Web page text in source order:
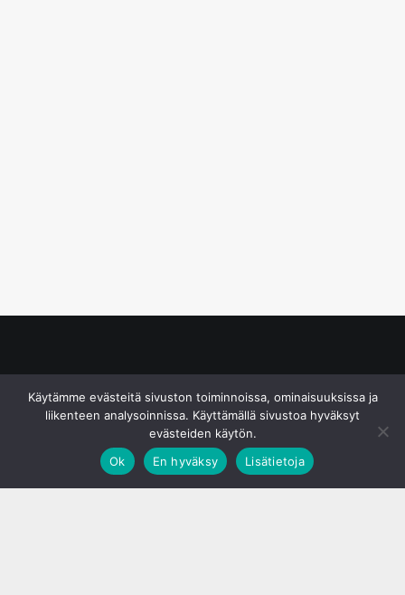
Käytämme evästeitä sivuston toiminnoissa, ominaisuuksissa ja
liikenteen analysoinnissa. Käyttämällä sivustoa hyväksyt
evästeiden käytön.
Ok
En hyväksy Lisätietoja